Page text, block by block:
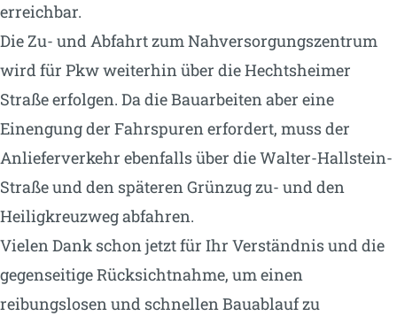
erreichbar.
Die Zu- und Abfahrt zum Nahversorgungszentrum
wird für Pkw weiterhin über die Hechtsheimer
Straße erfolgen. Da die Bauarbeiten aber eine
Einengung der Fahrspuren erfordert, muss der
Anlieferverkehr ebenfalls über die Walter-Hallstein-
Straße und den späteren Grünzug zu- und den
Heiligkreuzweg abfahren.
Vielen Dank schon jetzt für Ihr Verständnis und die
gegenseitige Rücksichtnahme, um einen
reibungslosen und schnellen Bauablauf zu